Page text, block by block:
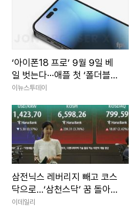
‘아이폰18 프로’ 9월 9일 베
일 벗는다···애플 첫 ‘폴더블’
출격 전망
이뉴스투데이
삼전닉스 레버리지 빼고 코스
닥으로…‘삼천스닥’ 꿈 돌아오
나
이데일리